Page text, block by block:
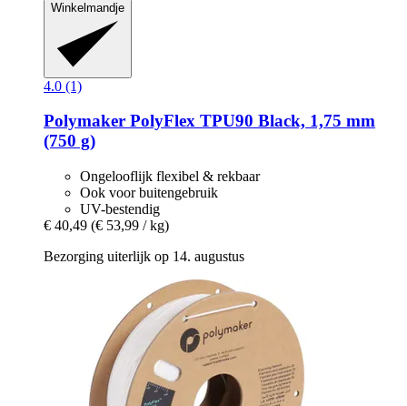
Winkelmandje
4.0 (1)
Polymaker PolyFlex TPU90 Black, 1,75 mm
(750 g)
Ongelooflijk flexibel & rekbaar
Ook voor buitengebruik
UV-bestendig
€ 40,49 (€ 53,99 / kg)
Bezorging uiterlijk op 14. augustus